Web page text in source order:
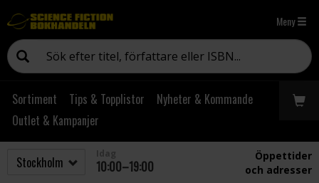
Meny
Sortiment Tips & Topplistor
Nyheter & Kommande
Outlet & Kampanjer
10:00–19:00
Öppettider
och adresser